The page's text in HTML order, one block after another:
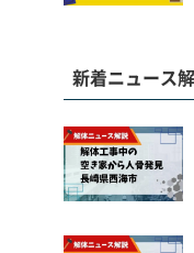
新着ニュース